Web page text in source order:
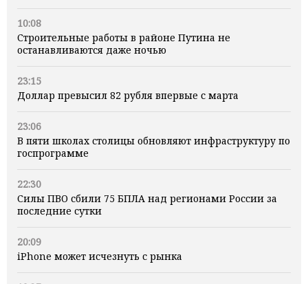
10:08
Строительные работы в районе Путина не
останавливаются даже ночью
23:15
Доллар превысил 82 рубля впервые с марта
23:06
В пяти школах столицы обновляют инфраструктуру по
госпрограмме
22:30
Силы ПВО сбили 75 БПЛА над регионами России за
последние сутки
20:09
iPhone может исчезнуть с рынка